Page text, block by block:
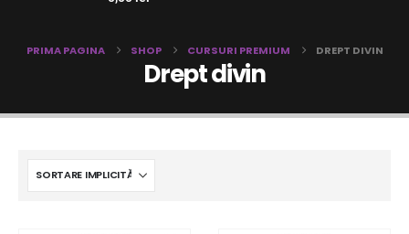
PRIMA PAGINA SHOP CURSURI PREMIUM DREPT DIVIN
Drept divin